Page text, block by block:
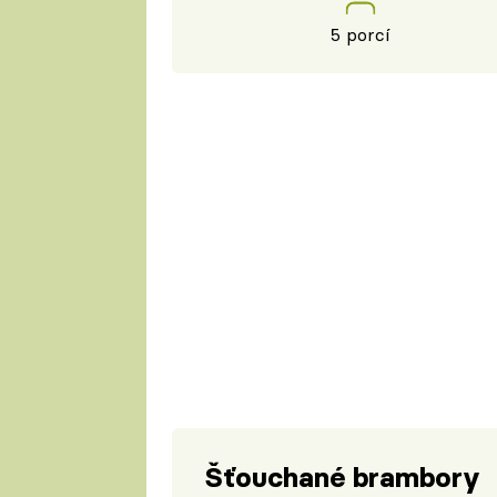
5 porcí
Šťouchané brambory